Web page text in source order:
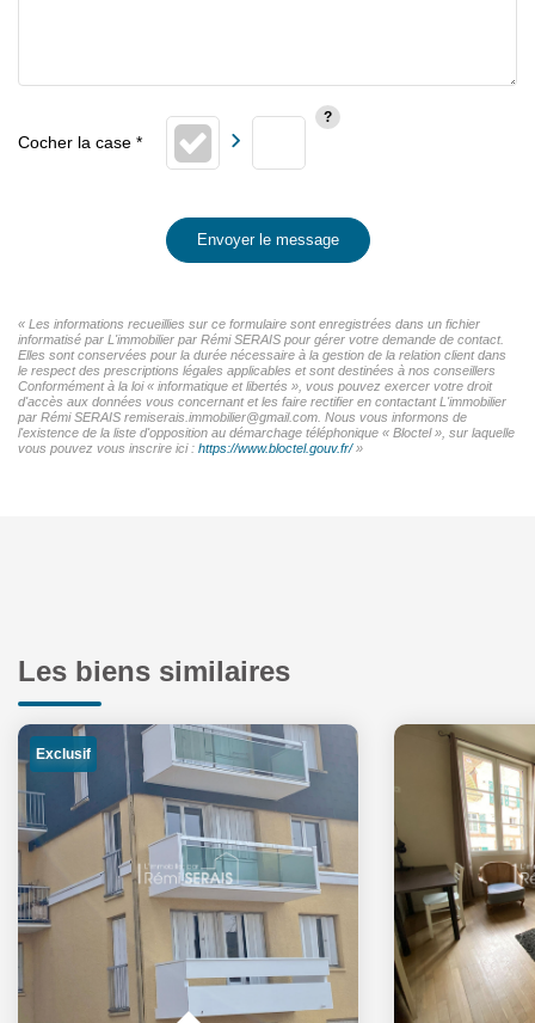
Envoyer le message
« Les informations recueillies sur ce formulaire sont enregistrées dans un fichier
informatisé par L'immobilier par Rémi SERAIS pour gérer votre demande de contact.
Elles sont conservées pour la durée nécessaire à la gestion de la relation client dans
le respect des prescriptions légales applicables et sont destinées à nos conseillers
Conformément à la loi « informatique et libertés », vous pouvez exercer votre droit
d'accès aux données vous concernant et les faire rectifier en contactant L'immobilier
par Rémi SERAIS remiserais.immobilier@gmail.com. Nous vous informons de
l'existence de la liste d'opposition au démarchage téléphonique « Bloctel », sur laquelle
vous pouvez vous inscrire ici : https://www.bloctel.gouv.fr/»
Les biens similaires
Exclusif